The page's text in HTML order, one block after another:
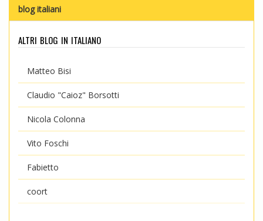
blog italiani
altri blog in italiano
Matteo Bisi
Claudio "Caioz" Borsotti
Nicola Colonna
Vito Foschi
Fabietto
coort